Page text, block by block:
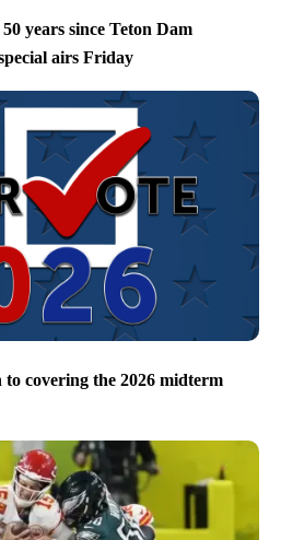
years since Teton Dam
airs Friday
to covering the 2026 midterm